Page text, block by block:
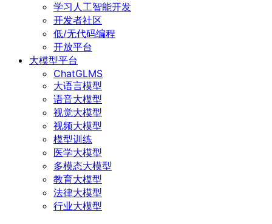
学习人工智能开发
开发者社区
低/无代码编程
开放平台
大模型平台
ChatGLMS
大语言模型
语音大模型
视觉大模型
视频大模型
模型训练
医学大模型
多模态大模型
教育大模型
法律大模型
行业大模型